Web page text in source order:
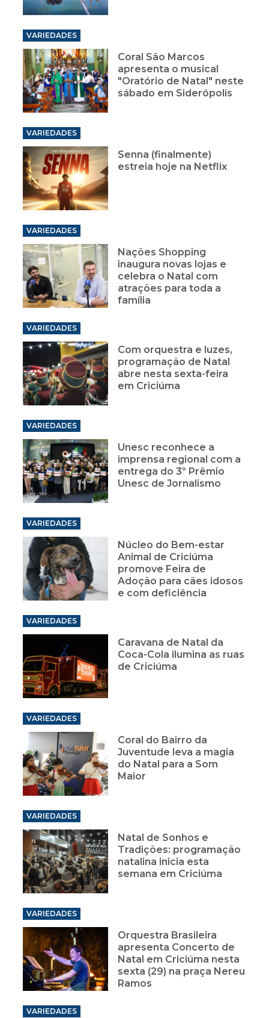
VARIEDADES
Coral São Marcos
apresenta o musical
"Oratório de Natal" neste
sábado em Siderópolis
VARIEDADES
Senna (finalmente)
estreia hoje na Netflix
VARIEDADES
Nações Shopping
inaugura novas lojas e
celebra o Natal com
atrações para toda a
família
VARIEDADES
Com orquestra e luzes,
programação de Natal
abre nesta sexta-feira
em Criciúma
VARIEDADES
Unesc reconhece a
imprensa regional com a
entrega do 3º Prêmio
Unesc de Jornalismo
VARIEDADES
Núcleo do Bem-estar
Animal de Criciúma
promove Feira de
Adoção para cães idosos
e com deficiência
VARIEDADES
Caravana de Natal da
Coca-Cola ilumina as ruas
de Criciúma
VARIEDADES
Coral do Bairro da
Juventude leva a magia
do Natal para a Som
Maior
VARIEDADES
Natal de Sonhos e
Tradições: programação
natalina inicia esta
semana em Criciúma
VARIEDADES
Orquestra Brasileira
apresenta Concerto de
Natal em Criciúma nesta
sexta (29) na praça Nereu
Ramos
VARIEDADES